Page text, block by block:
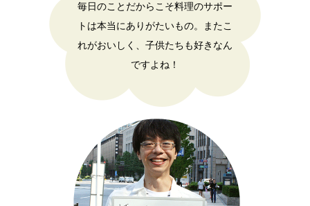
毎日のことだからこそ料理のサポー
トは本当にありがたいもの。またこ
れがおいしく、子供たちも好きなん
ですよね！